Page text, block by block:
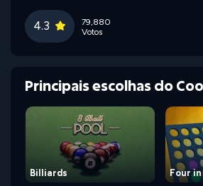
4.3
79,880
Votos
Principais escolhas do
Billiards Four in